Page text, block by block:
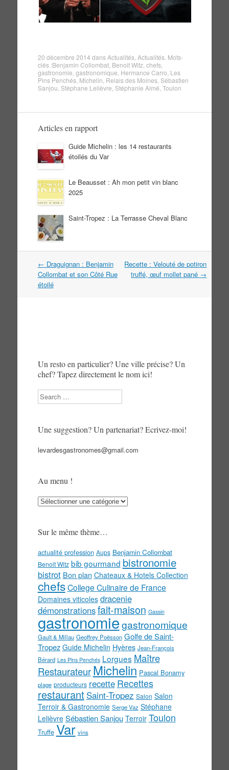
20 décembre 2014 dansActualités, Actualités. Mots-
clés :Benjamin Collombat, Benoit Witz, chefs,
gastronomie gastronomique Hermance Carro Les
Pins Penchés, Michelin Relais des Moines, Sébastien
Sanjou Stéphane Lelièvre Stéphanie Aimé Toulon
Articles en rapport
Guide Michelin : les 14 restaurants
étoilés du Var
Le Beausset : Ah mon petit vin blanc
2025
Saint-Tropez : La Terrasse Cheval Blanc
Navigation
dans
les
← Draguignan : Benjamin
Collombat et son Côté Rue
étoilé
Recette : Velouté de potiron
truffé, œuf mollet pané →
Un resto en particulier? Une ville précise? Un
chef? Tapez directement le nom ici!
Search
Une suggestion? Un partenariat? Ecrivez-moi!
levardesgastronomes@gmail.com
Au menu !
Au
Sur le même thème…
actualité profession Aups Benjamin Collombat
Benoit Witz bib gourmand bistronomie
bistrot Bon plan Chateaux & Hotels Collection
chefs College Culinaire de France
Domaines viticoles dracenie
démonstrationsfait-maison Gassin
gastronomiegastronomique
Gault & Millau Geoffrey Poësson Golfe de Saint-
Tropez Guide Michelin Hyères Jean-François
Bérard Les Pins Penchés Lorgues Maître
Restaurateur Michelin Pascal Bonamy
plage producteurs recette Recettes
restaurant Saint-Tropez Salon Salon
Terroir & Gastronomie Serge Vaz Stéphane
Lelièvre Sébastien Sanjou Terroir Toulon
Truffe Var vins